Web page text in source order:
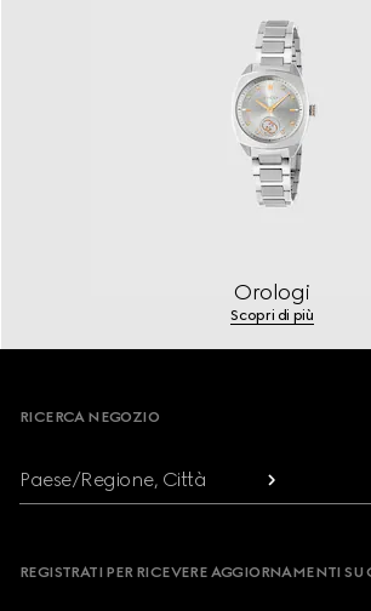
Orologi
Scopri di più
Footer
RICERCA NEGOZIO
Paese/Regione, Città
REGISTRATI PER RICEVERE AGGIORNAMENTI SU